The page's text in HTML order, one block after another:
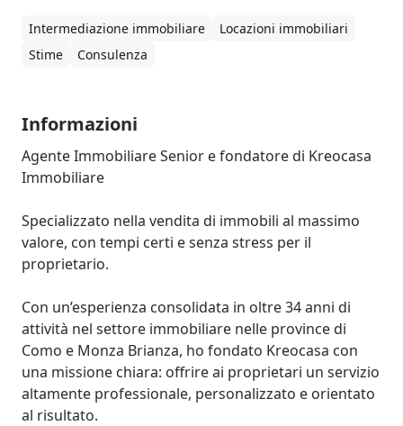
Intermediazione immobiliare
Locazioni immobiliari
Stime
Consulenza
Informazioni
Agente Immobiliare Senior e fondatore di Kreocasa
Immobiliare
Specializzato nella vendita di immobili al massimo
valore, con tempi certi e senza stress per il
proprietario.
Con un’esperienza consolidata in oltre 34 anni di
attività nel settore immobiliare nelle province di
Como e Monza Brianza, ho fondato Kreocasa con
una missione chiara: offrire ai proprietari un servizio
altamente professionale, personalizzato e orientato
al risultato.